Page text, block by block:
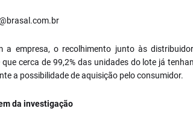
a empresa, o recolhimento junto às
cerca de 99,2% das unidades do lote já
a possibilidade de aquisição pelo consumidor.
da investigação